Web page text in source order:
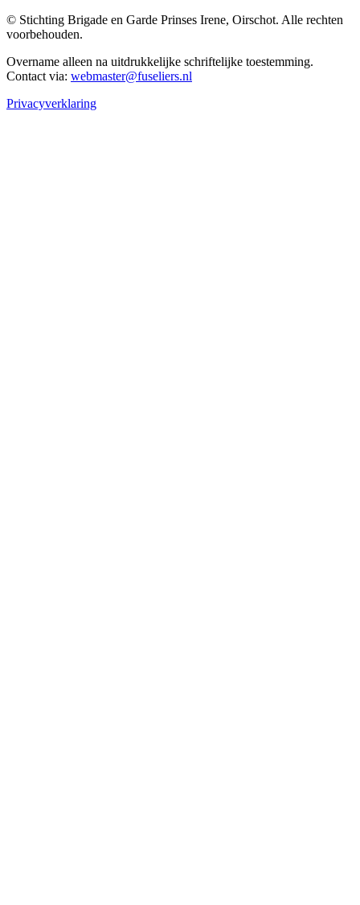
© Stichting Brigade en Garde Prinses Irene, Oirschot. Alle rechten
voorbehouden.
Overname alleen na uitdrukkelijke schriftelijke toestemming.
Contact via: webmaster@fuseliers.nl
Privacyverklaring